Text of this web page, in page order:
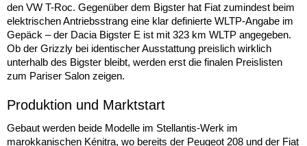
den VW T-Roc. Gegenüber dem Bigster hat Fiat zumindest beim
elektrischen Antriebsstrang eine klar definierte WLTP-Angabe im
Gepäck – der Dacia Bigster E ist mit 323 km WLTP angegeben.
Ob der Grizzly bei identischer Ausstattung preislich wirklich
unterhalb des Bigster bleibt, werden erst die finalen Preislisten
zum Pariser Salon zeigen.
Produktion und Marktstart
Gebaut werden beide Modelle im Stellantis-Werk im
marokkanischen Kénitra, wo bereits der Peugeot 208 und der Fiat